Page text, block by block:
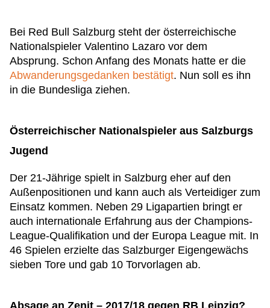
Bei Red Bull Salzburg steht der österreichische
Nationalspieler Valentino Lazaro vor dem
Absprung. Schon Anfang des Monats hatte er die
Abwanderungsgedanken bestätigt. Nun soll es ihn
in die Bundesliga ziehen.
Österreichischer Nationalspieler aus Salzburgs
Jugend
Der 21-Jährige spielt in Salzburg eher auf den
Außenpositionen und kann auch als Verteidiger zum
Einsatz kommen. Neben 29 Ligapartien bringt er
auch internationale Erfahrung aus der Champions-
League-Qualifikation und der Europa League mit. In
46 Spielen erzielte das Salzburger Eigengewächs
sieben Tore und gab 10 Torvorlagen ab.
Absage an Zenit – 2017/18 gegen RB Leipzig?